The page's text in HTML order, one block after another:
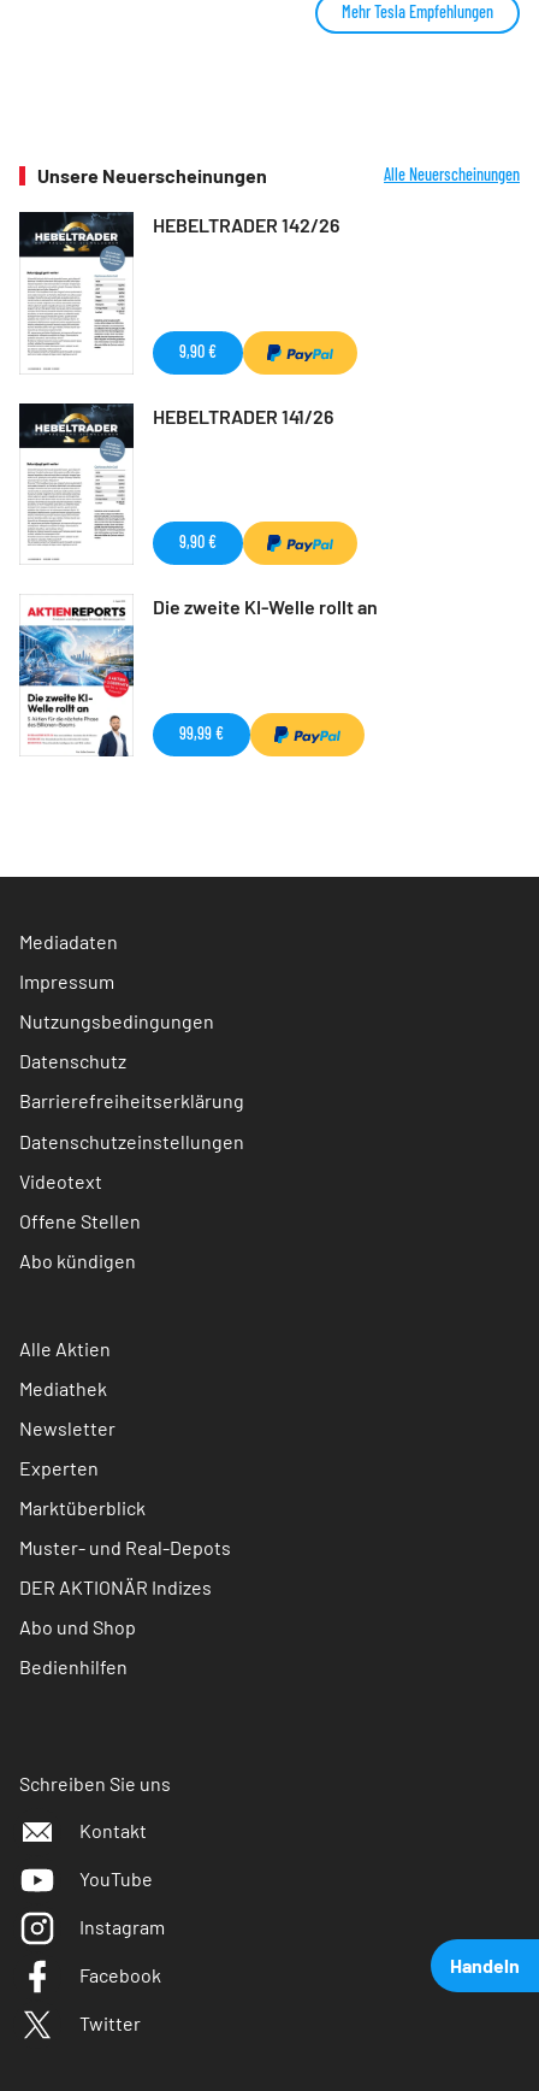
Handeln
Mehr Tesla Empfehlungen
Unsere Neuerscheinungen Alle Neuerscheinungen
HEBELTRADER 142/26
9,90 €
HEBELTRADER 141/26
9,90 €
Die zweite KI-Welle rollt an
99,99 €
Mediadaten
Impressum
Nutzungsbedingungen
Datenschutz
Barrierefreiheitserklärung
Datenschutzeinstellungen
Videotext
Offene Stellen
Abo kündigen
Alle Aktien
Mediathek
Newsletter
Experten
Marktüberblick
Muster- und Real-Depots
DER AKTIONÄR Indizes
Abo und Shop
Bedienhilfen
Schreiben Sie uns
Kontakt
YouTube
Instagram
Facebook
Twitter